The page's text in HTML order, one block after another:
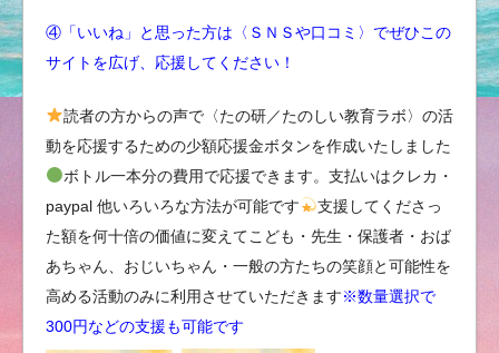
④「いいね」と思った方は〈ＳＮＳや口コミ〉でぜひこの
サイトを広げ、応援してください！
読者の方からの声で〈たの研／たのしい教育ラボ〉の活
動を応援するための少額応援金ボタンを作成いたしました
ボトル一本分の費用で応援できます。支払いはクレカ・
paypal 他いろいろな方法が可能です
支援してくださっ
た額を何十倍の価値に変えてこども・先生・保護者・おば
あちゃん、おじいちゃん・一般の方たちの笑顔と可能性を
高める活動のみに利用させていただきます※数量選択で
300円などの支援も可能です